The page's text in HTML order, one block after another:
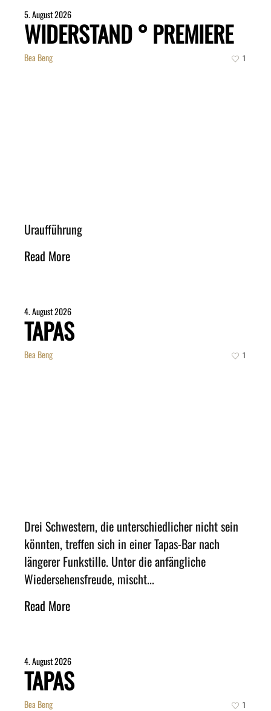
5. August 2026
WIDERSTAND ° PREMIERE
Bea Beng 1
Uraufführung
Read More
4. August 2026
TAPAS
Bea Beng 1
Drei Schwestern, die unterschiedlicher nicht sein
könnten, treffen sich in einer Tapas-Bar nach
längerer Funkstille. Unter die anfängliche
Wiedersehensfreude, mischt...
Read More
4. August 2026
TAPAS
Bea Beng 1